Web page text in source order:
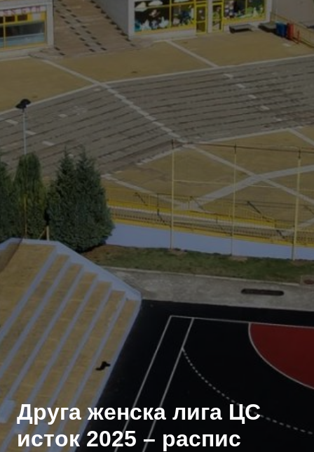
Друга женска лига ЦС
исток 2025 – распис